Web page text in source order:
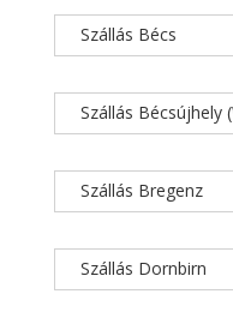
Szállás Bécs
Szállás Bécsújhely
Szállás Bregenz
Szállás Dornbirn